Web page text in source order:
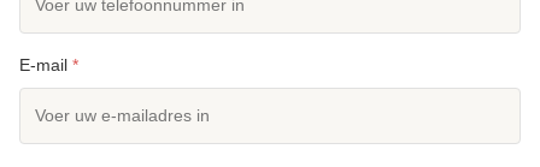
E-mail *